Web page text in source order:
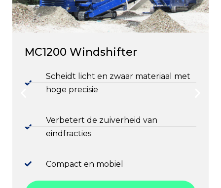
MC1200 Windshifter
Scheidt licht en zwaar materiaal met
hoge precisie
Verbetert de zuiverheid van
eindfracties
Compact en mobiel